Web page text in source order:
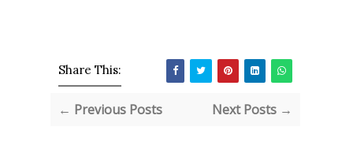
Share This:
← Previous Posts Next Posts →